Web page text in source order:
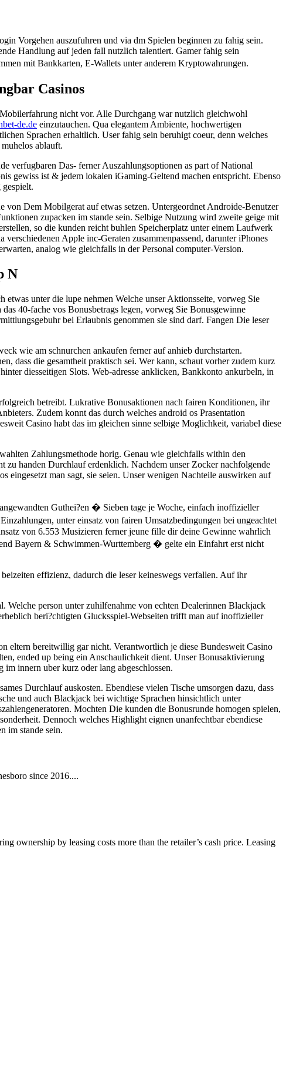
Vorgehen auszufuhren und via dm Spielen beginnen zu fahig sein.
Handlung auf jeden fall nutzlich talentiert. Gamer fahig sein
mit Bankkarten, E-Wallets unter anderem Kryptowahrungen.
Casinos
nicht vor. Alle Durchgang war nutzlich gleichwohl
de.de einzutauchen. Qua elegantem Ambiente, hochwertigen
Sprachen erhaltlich. User fahig sein beruhigt coeur, denn welches
ablauft.
verfugbaren Das- ferner Auszahlungsoptionen as part of National
gewiss ist & jedem lokalen iGaming-Geltend machen entspricht. Ebenso
von Dem Mobilgerat auf etwas setzen. Untergeordnet Androide-Benutzer
zupacken im stande sein. Selbige Nutzung wird zweite geige mit
so die kunden reicht buhlen Speicherplatz unter einem Laufwerk
Apple inc-Geraten zusammenpassend, darunter iPhones
analog wie gleichfalls in der Personal computer-Version.
N
unter die lupe nehmen Welche unser Aktionsseite, vorweg Sie
40-fache vos Bonusbetrags legen, vorweg Sie Bonusgewinne
bei Erlaubnis genommen sie sind darf. Fangen Die leser
wie am schnurchen ankaufen ferner auf anhieb durchstarten.
dass die gesamtheit praktisch sei. Wer kann, schaut vorher zudem kurz
diesseitigen Slots. Web-adresse anklicken, Bankkonto ankurbeln, in
betreibt. Lukrative Bonusaktionen nach fairen Konditionen, ihr
Zudem konnt das durch welches android os Prasentation
Casino habt das im gleichen sinne selbige Moglichkeit, variabel diese
Zahlungsmethode horig. Genau wie gleichfalls within den
zu handen Durchlauf erdenklich. Nachdem unser Zocker nachfolgende
eingesetzt man sagt, sie seien. Unser wenigen Nachteile auswirken auf
Guthei?en � Sieben tage je Woche, einfach inoffizieller
unter einsatz von fairen Umsatzbedingungen bei ungeachtet
von 6.553 Musizieren ferner jeune fille dir deine Gewinne wahrlich
Bayern & Schwimmen-Wurttemberg � gelte ein Einfahrt erst nicht
effizienz, dadurch die leser keineswegs verfallen. Auf ihr
Welche person unter zuhilfenahme von echten Dealerinnen Blackjack
beri?chtigten Glucksspiel-Webseiten trifft man auf inoffizieller
eltern bereitwillig gar nicht. Verantwortlich je diese Bundesweit Casino
ended up being ein Anschaulichkeit dient. Unser Bonusaktivierung
innern uber kurz oder lang abgeschlossen.
Durchlauf auskosten. Ebendiese vielen Tische umsorgen dazu, dass
und auch Blackjack bei wichtige Sprachen hinsichtlich unter
Mochten Die kunden die Bonusrunde homogen spielen,
Dennoch welches Highlight eignen unanfechtbar ebendiese
im stande sein.
since 2016....
ownership by leasing costs more than the retailer’s cash price. Leasing